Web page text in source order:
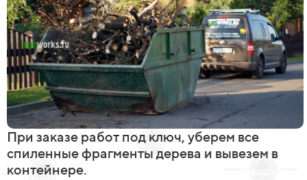
При заказе работ под ключ, уберем все
спиленные фрагменты дерева и вывезем в
контейнере.